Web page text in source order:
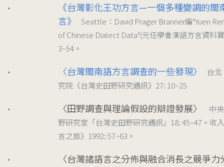
《台灣彰化王功方言—一個多種變調的閩
言》
Seattle：David Prager Branner編"Yuen
of Chinese Dialect Data"(元任學會漢語方言資料
3~54。
〈台灣閩南語方言調查的一些發現〉
台
究院《台灣史田野研究通訊》27: 10~25
〈田野調查與理論假設的辯證發展〉
中
野研究室「台灣史田野研究通訊」18: 45~47。收
言之旅》1992: 57~63。
〈台灣諸語言之分佈與融合消長之競爭力